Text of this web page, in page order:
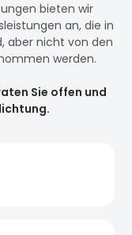
bieten wir
an, die in
aber nicht von den
werden.
Sie offen und